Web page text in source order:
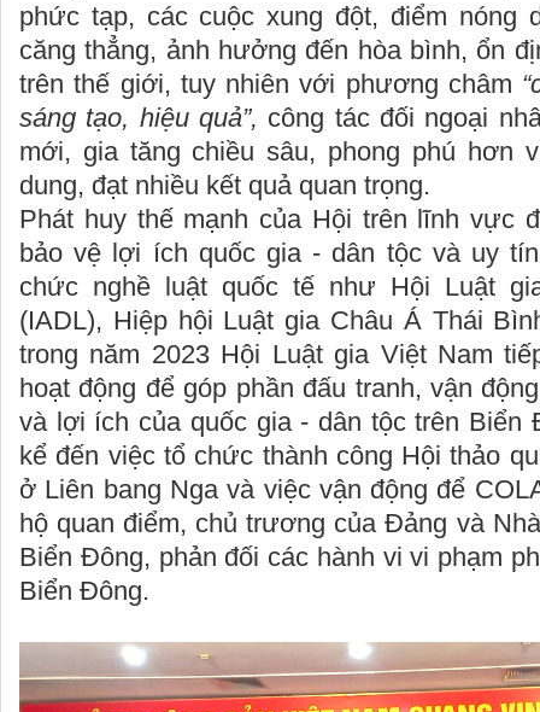
phức tạp, các cuộc xung đột, điểm nóng
căng thẳng, ảnh hưởng đến hòa bình, ổn
trên thế giới, tuy nhiên với phương châm “
sáng tạo, hiệu quả”, công tác đối ngoại
mới, gia tăng chiều sâu, phong phú hơn
dung, đạt nhiều kết quả quan trọng.
Phát huy thế mạnh của Hội trên lĩnh vực
bảo vệ lợi ích quốc gia - dân tộc và uy
chức nghề luật quốc tế như Hội Luật
(IADL), Hiệp hội Luật gia Châu Á Thái
trong năm 2023 Hội Luật gia Việt Nam
hoạt động để góp phần đấu tranh, vận
và lợi ích của quốc gia - dân tộc trên Biển
kể đến việc tổ chức thành công Hội thảo
ở Liên bang Nga và việc vận động để
hộ quan điểm, chủ trương của Đảng và
Biển Đông, phản đối các hành vi vi phạm
Biển Đông.